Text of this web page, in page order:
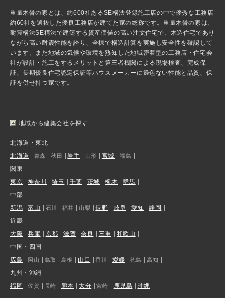
重量木骨の家とは、約600社あるSE構法登録施工店の中で優秀な工務店
約60社を選抜した優良工務店が建てた家の総称です。重量木骨の家は、
耐震構法SE構法で建築する資産価値の高い注文住宅で、木造住宅であり
ながら高い耐震性能を誇り、全棟で構造計算を実施し安全性を確認して
います。また地域の気候や環境を熟知した地域密着型の工務店・住宅会
社が設計・施工をするメリットと第三者機関による現場検査、完成保
証、長期優良住宅認定保証等ハウスメーカーに遜色ない性能と品質、保
証を併せ持つ家です。
地域から建築会社を探す
北海道・東北
北海道
青森 秋田 岩手 山形 宮城 福島
関東
東京
神奈川 埼玉 千葉 茨城 栃木
群馬
中部
新潟
富山 石川 福井 山梨 長野 岐阜 愛知
静岡
近畿
大阪
兵庫 京都 滋賀 奈良 三重
和歌山
中国・四国
広島
岡山 鳥取 島根 山口 香川 愛媛 徳島 高知
九州・沖縄
福岡
佐賀 長崎 熊本 大分 宮崎 鹿児島 沖縄